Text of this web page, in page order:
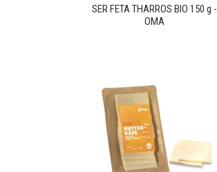
SER FETA THARROS BIO 150 g -
OMA